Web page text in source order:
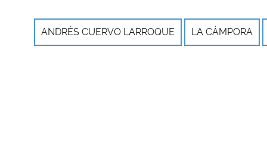
ANDRÉS CUERVO LARROQUE LA CÁMPORA